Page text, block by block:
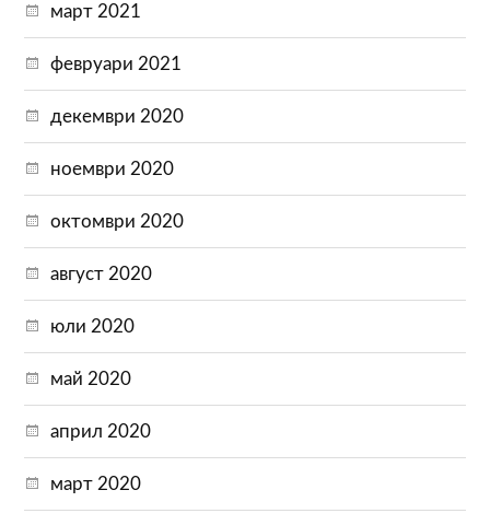
март 2021
февруари 2021
декември 2020
ноември 2020
октомври 2020
август 2020
юли 2020
май 2020
април 2020
март 2020